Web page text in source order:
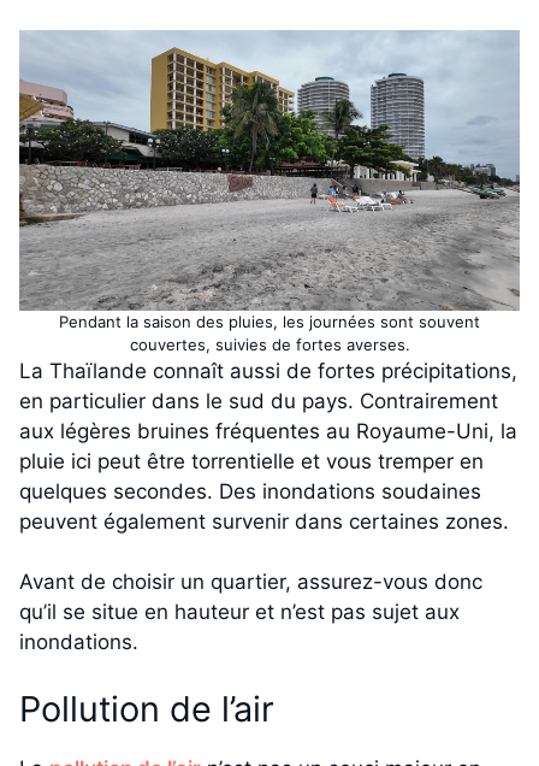
Pendant la saison des pluies, les journées sont souvent
couvertes, suivies de fortes averses.
La Thaïlande connaît aussi de fortes précipitations,
en particulier dans le sud du pays. Contrairement
aux légères bruines fréquentes au Royaume-Uni, la
pluie ici peut être torrentielle et vous tremper en
quelques secondes. Des inondations soudaines
peuvent également survenir dans certaines zones.
Avant de choisir un quartier, assurez-vous donc
qu’il se situe en hauteur et n’est pas sujet aux
inondations.
Pollution de l’air